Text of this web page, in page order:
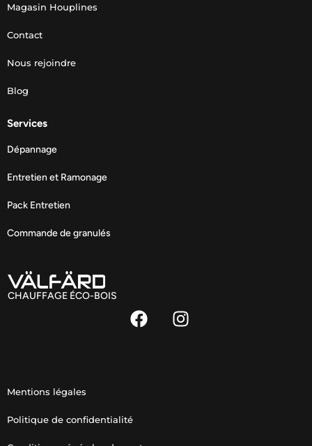
Magasin Houplines
Contact
Nous rejoindre
Blog
Services
Dépannage
Entretien et Ramonage
Pack Entretien
Commande de granulés
CHAUFFAGE ÉCO-BOIS
Mentions légales
Politique de confidentialité